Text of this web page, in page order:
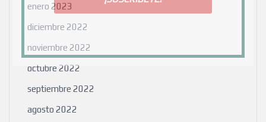
enero 2023
diciembre 2022
noviembre 2022
octubre 2022
septiembre 2022
agosto 2022